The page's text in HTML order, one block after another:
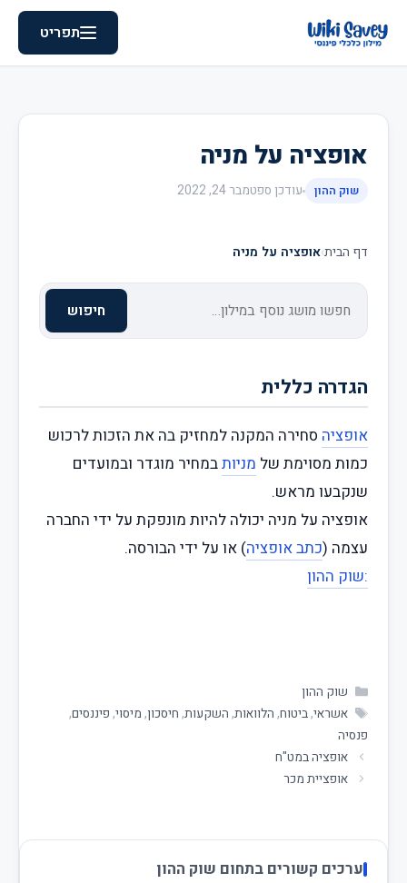
תפריט
אופציה על מניה
שוק ההון עודכן ספטמבר 24, 2022
דף הבית›אופציה על מניה
חיפוש
הגדרה כללית
אופציה סחירה המקנה למחזיק בה את הזכות לרכוש
כמות מסוימת של מניותבמחיר מוגדר ובמועדים
שנקבעו מראש.
אופציה על מניה יכולה להיות מונפקת על ידי החברה
עצמה (כתב אופציה) או על ידי הבורסה.
:שוק ההון
שוק ההון
אשראי,ביטוח, הלוואות, השקעות, חיסכון, מיסוי, פיננסים,
פנסיה
אופציה במט"ח
אופציית מכר
ערכים קשורים בתחום שוק ההון